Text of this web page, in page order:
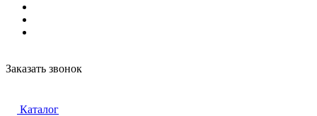
Заказать звонок
Каталог